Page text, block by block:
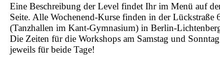
Eine Beschreibung der Level findet Ihr im Menü auf
Seite. Alle Wochenend-Kurse finden in der Lückstraße
(Tanzhallen im Kant-Gymnasium) in Berlin-
Die Zeiten für die Workshops am Samstag und
jeweils für beide Tage!